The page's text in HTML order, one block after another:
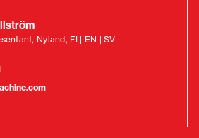
Nyland, FI | EN | SV